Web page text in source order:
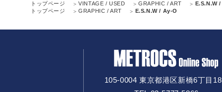
トップページ
VINTAGE / USED GRAPHIC / ART
E.S.N.W
トップページ
GRAPHIC / ART E.S.N.W / Ay-O
105-0004 東京都港区新橋6丁目